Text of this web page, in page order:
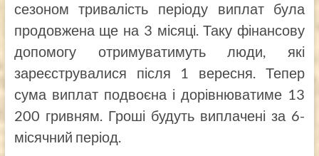
сезоном тривалість періоду виплат була
продовжена ще на 3 місяці. Таку фінансову
допомогу отримуватимуть люди, які
зареєструвалися після 1 вересня. Тепер
сума виплат подвоєна і дорівнюватиме 13
200 гривням. Гроші будуть виплачені за 6-
місячний період.